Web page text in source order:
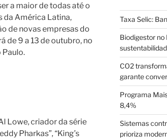
a maior de todas até o
da América Latina,
de novas empresas do
de 9 a 13 de outubro, no
Paulo.
Lowe, criador da série
Pharkas”, “King’s
Taxa Selic:
Biodigestor no
CO2
garante
Programa
8,4%
Sistemas
prioriza